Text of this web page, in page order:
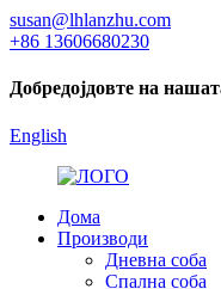
susan@lhlanzhu.com
+86 13606680230
Добредојдовте на
English
Дома
Производи
Дневна соба
Спална соба